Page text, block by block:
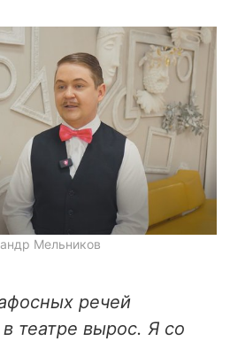
Мельников
речей
театре вырос. Я со